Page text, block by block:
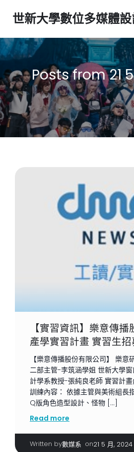
世新大學數位多媒體
Posts from 21
【實習資訊】樂意傳
產學實習計畫 實習生招
【樂意傳播股份有限公司】 樂意
二部主管-李筑涵學姐 世新大學
計學系教授-張純良老師 實習計
訓練內容： 依據主管與美術組長
Q版角色造型設計、怪物 […]
Read more
Written by數媒系 on21 5 月, 2024